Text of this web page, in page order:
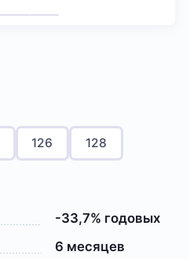
126 128
-33,7% годовых
6 месяцев